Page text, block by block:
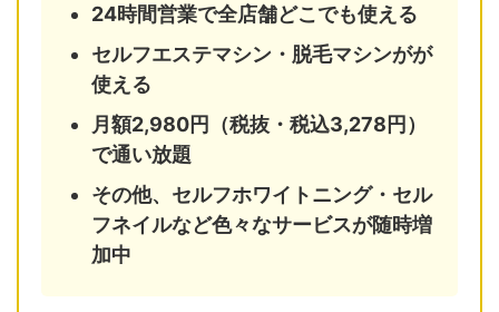
24時間営業で全店舗どこでも使える
セルフエステマシン・脱毛マシンがが
使える
月額2,980円（税抜・税込3,278円）
で通い放題
その他、セルフホワイトニング・セル
フネイルなど色々なサービスが随時増
加中